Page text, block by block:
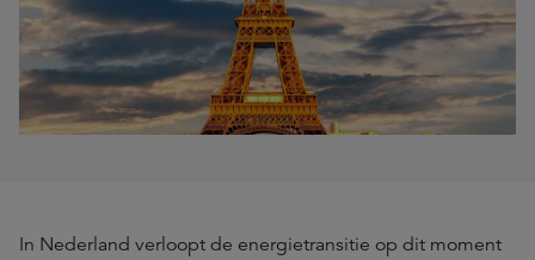
In Nederland verloopt de energietransitie op dit moment